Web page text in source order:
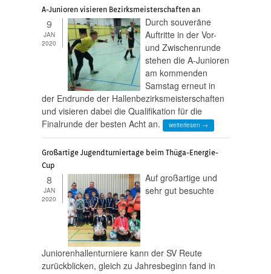
A-Junioren visieren Bezirksmeisterschaften an
9
JAN
2020
Durch souveräne
Auftritte in der Vor-
und Zwischenrunde
stehen die A-Junioren
am kommenden
Samstag erneut in
der Endrunde der Hallenbezirksmeisterschaften
und visieren dabei die Qualifikation für die
Finalrunde der besten Acht an.
weiterlesen →
Großartige Jugendturniertage beim Thüga-Energie-
Cup
8
JAN
2020
Auf großartige und
sehr gut besuchte
Juniorenhallenturniere kann der SV Reute
zurückblicken, gleich zu Jahresbeginn fand in